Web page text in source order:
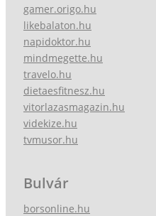
gamer.origo.hu
likebalaton.hu
napidoktor.hu
mindmegette.hu
travelo.hu
dietaesfitnesz.hu
vitorlazasmagazin.hu
videkize.hu
tvmusor.hu
Bulvár
borsonline.hu